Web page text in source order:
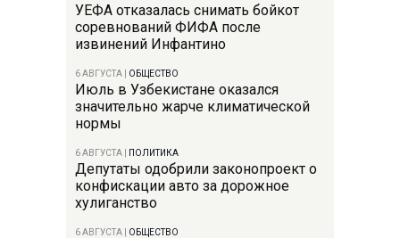
УЕФА отказалась снимать бойкот
соревнований ФИФА после
извинений Инфантино
6 АВГУСТА ОБЩЕСТВО
Июль в Узбекистане оказался
значительно жарче климатической
нормы
6 АВГУСТА ПОЛИТИКА
Депутаты одобрили законопроект о
конфискации авто за дорожное
хулиганство
6 АВГУСТА ОБЩЕСТВО